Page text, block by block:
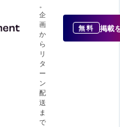
企
画
か
ら
リ
タ
ー
ン
配
送
ま
で
無料 掲載